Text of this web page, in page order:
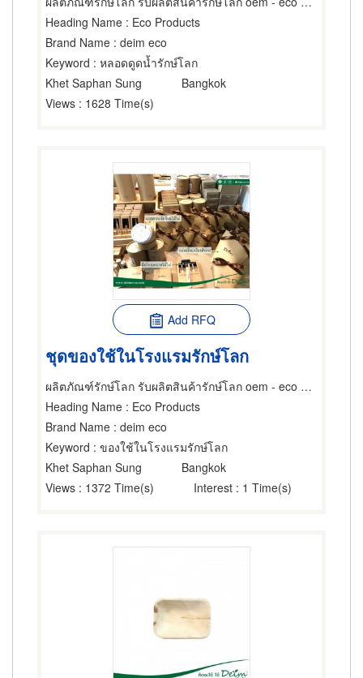
Heading Name : Eco Products
Brand Name : deim eco
Keyword : หลอดดูดน้ำรักษ์โลก
Khet Saphan Sung
Bangkok
Views : 1628 Time(s)
Add RFQ
ชุดของใช้ในโรงแรมรักษ์โลก
ผลิตภัณฑ์รักษ์โลก รับผลิตสินค้ารักษ์โลก oem - eco product
Heading Name : Eco Products
Brand Name : deim eco
Keyword : ของใช้ในโรงแรมรักษ์โลก
Khet Saphan Sung
Bangkok
Views : 1372 Time(s) Interest : 1 Time(s)